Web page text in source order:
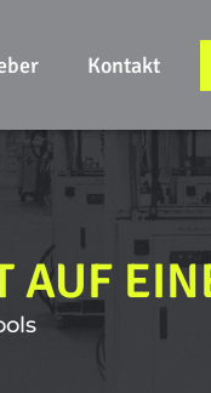
Kontakt
AUF